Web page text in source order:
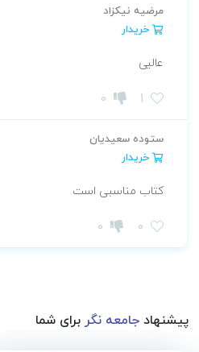
مرضیه نیکزاد
خریدار
عالیی
1
0
ستوده سعیدیان
خریدار
کتاب مناسبی است
0
0
پیشنهادجامعه نگربرای شما